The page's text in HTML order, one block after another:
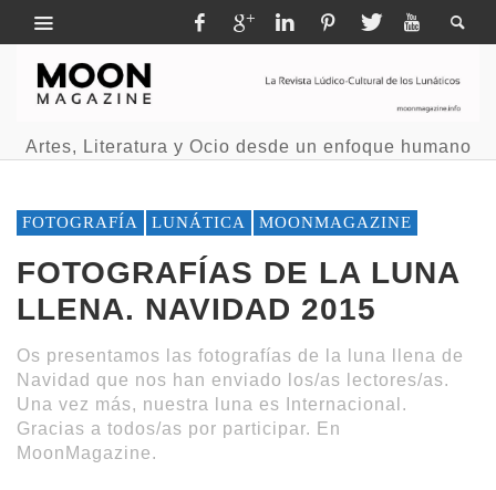
Artes, Literatura y Ocio desde un enfoque humano
FOTOGRAFÍA LUNÁTICA MOONMAGAZINE
FOTOGRAFÍAS DE LA LUNA
LLENA. NAVIDAD 2015
Os presentamos las fotografías de la luna llena de
Navidad que nos han enviado los/as lectores/as.
Una vez más, nuestra luna es Internacional.
Gracias a todos/as por participar. En
MoonMagazine.